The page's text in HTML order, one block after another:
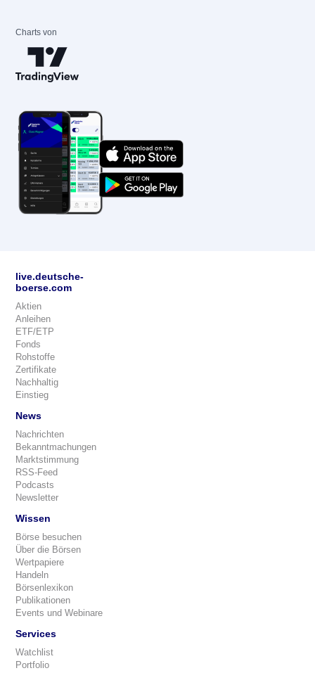
Charts von
live.deutsche-
boerse.com
Aktien
Anleihen
ETF/ETP
Fonds
Rohstoffe
Zertifikate
Nachhaltig
Einstieg
News
Nachrichten
Bekanntmachungen
Marktstimmung
RSS-Feed
Podcasts
Newsletter
Wissen
Börse besuchen
Über die Börsen
Wertpapiere
Handeln
Börsenlexikon
Publikationen
Events und Webinare
Services
Watchlist
Portfolio